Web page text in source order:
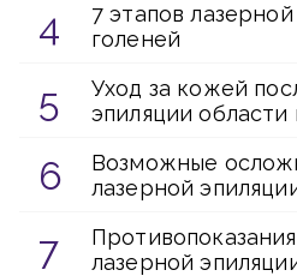
7 этапов
голеней
Уход за кожей
эпиляции области
Возможные
лазерной
лазерной